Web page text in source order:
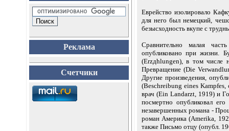
Реклама
Счетчики
Еврейство изолировало
для него был немецкий,
безысходность вкупе с
Сравнительно малая
опубликовано при жизни.
(Erzдhlungen), в том числе
Превращение (Die
Другие произведения,
(Beschreibung eines
врач (Ein Landarzt, 1919) и
посмертно опубликовал
незавершенных романа -
роман Америка (Amerika,
также Письмо отцу (опубл.